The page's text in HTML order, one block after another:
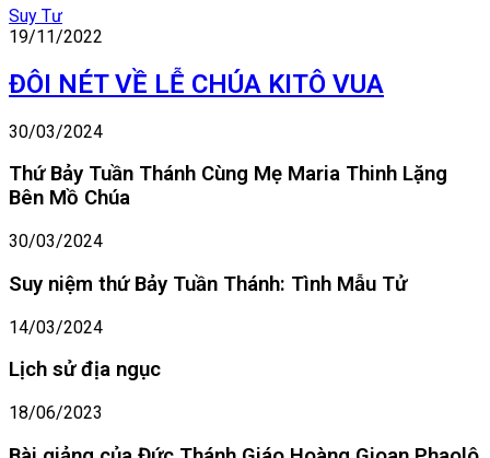
Suy Tư
19/11/2022
ĐÔI NÉT VỀ LỄ CHÚA KITÔ VUA
30/03/2024
Thứ Bảy Tuần Thánh Cùng Mẹ Maria Thinh Lặng
Bên Mồ Chúa
30/03/2024
Suy niệm thứ Bảy Tuần Thánh: Tình Mẫu Tử
14/03/2024
Lịch sử địa ngục
18/06/2023